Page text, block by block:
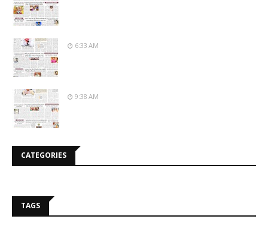
6:33 AM
9:38 AM
CATEGORIES
TAGS